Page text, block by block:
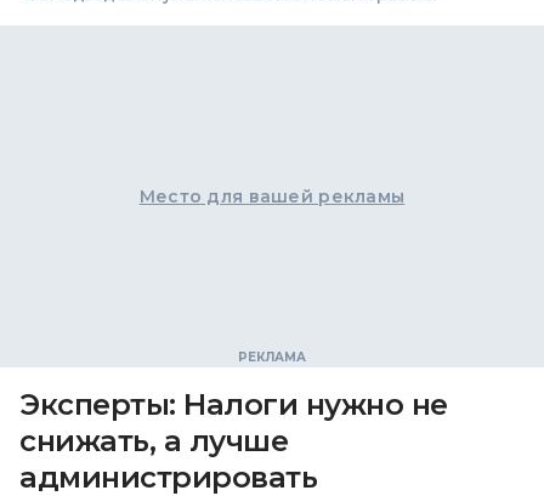
Место для вашей рекламы
Эксперты: Налоги нужно не
снижать, а лучше
администрировать